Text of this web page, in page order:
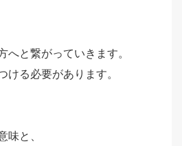
へと繋がっていきます。
ける必要があります。
味と、